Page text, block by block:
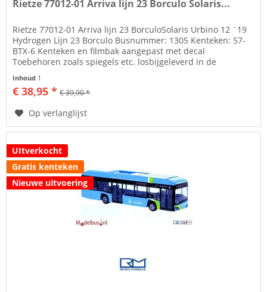
Rietze 77012-01 Arriva lijn 23 Borculo Solaris...
Rietze 77012-01 Arriva lijn 23 BorculoSolaris Urbino 12 ´19
Hydrogen Lijn 23 Borculo Busnummer: 1305 Kenteken: 57-
BTX-6 Kenteken en filmbak aangepast met decal
Toebehoren zoals spiegels etc. losbijgeleverd in de
Inhoud 1
€ 38,95 * € 39,90 *
Op verlanglijst
UItverkocht
Gratis kenteken
Nieuwe uitvoering